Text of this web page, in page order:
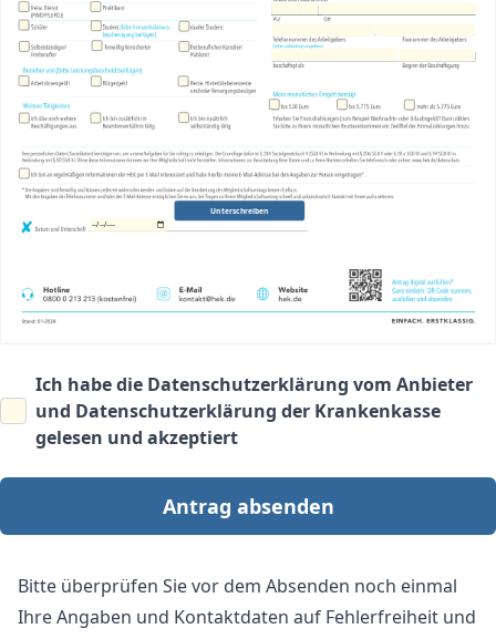
Unterschreiben
Ich habe die Datenschutzerklärung vom Anbieter
und Datenschutzerklärung der Krankenkasse
gelesen und akzeptiert
Antrag absenden
Bitte überprüfen Sie vor dem Absenden noch einmal
Ihre Angaben und Kontaktdaten auf Fehlerfreiheit und